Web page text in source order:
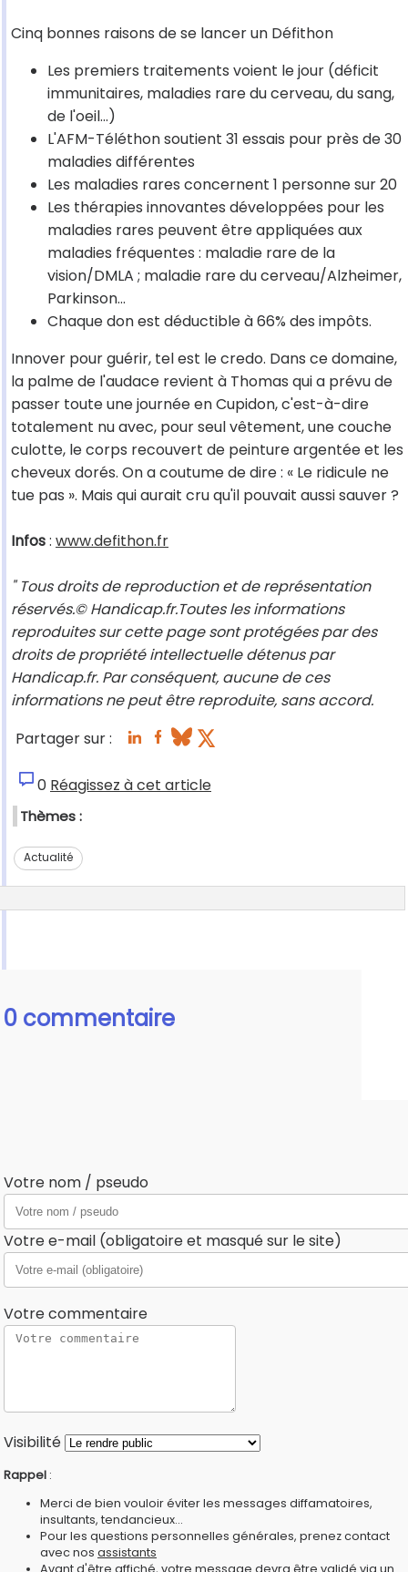
Cinq bonnes raisons de se lancer un Défithon
Les premiers traitements voient le jour (déficit
immunitaires, maladies rare du cerveau, du sang,
de l'oeil...)
L'AFM-Téléthon soutient 31 essais pour près de 30
maladies différentes
Les maladies rares concernent 1 personne sur 20
Les thérapies innovantes développées pour les
maladies rares peuvent être appliquées aux
maladies fréquentes : maladie rare de la
vision/DMLA ; maladie rare du cerveau/Alzheimer,
Parkinson...
Chaque don est déductible à 66% des impôts.
Innover pour guérir, tel est le credo. Dans ce domaine,
la palme de l'audace revient à Thomas qui a prévu de
passer toute une journée en Cupidon, c'est-à-dire
totalement nu avec, pour seul vêtement, une couche
culotte, le corps recouvert de peinture argentée et les
cheveux dorés. On a coutume de dire : « Le ridicule ne
tue pas ». Mais qui aurait cru qu'il pouvait aussi sauver ?
Infos: www.defithon.fr
" Tous droits de reproduction et de représentation
réservés.© Handicap.fr.Toutes les informations
reproduites sur cette page sont protégées par des
droits de propriété intellectuelle détenus par
Handicap.fr. Par conséquent, aucune de ces
informations ne peut être reproduite, sans accord.
Partager sur :
0 Réagissez à cet article
Thèmes :
Actualité
0 commentaire
Votre nom / pseudo
Votre e-mail (obligatoire et masqué sur le site)
Votre commentaire
Visibilité
Rappel :
Merci de bien vouloir éviter les messages diffamatoires,
insultants, tendancieux...
Pour les questions personnelles générales, prenez contact
avec nos assistants
Avant d'être affiché, votre message devra être validé via un